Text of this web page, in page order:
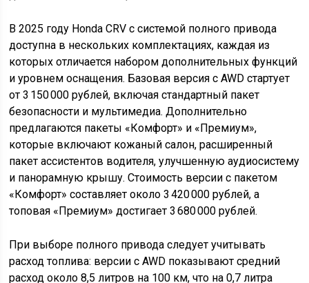
В 2025 году Honda CRV с системой полного привода
доступна в нескольких комплектациях, каждая из
которых отличается набором дополнительных функций
и уровнем оснащения. Базовая версия с AWD стартует
от 3 150 000 рублей, включая стандартный пакет
безопасности и мультимедиа. Дополнительно
предлагаются пакеты «Комфорт» и «Премиум»,
которые включают кожаный салон, расширенный
пакет ассистентов водителя, улучшенную аудиосистему
и панорамную крышу. Стоимость версии с пакетом
«Комфорт» составляет около 3 420 000 рублей, а
топовая «Премиум» достигает 3 680 000 рублей.
При выборе полного привода следует учитывать
расход топлива: версии с AWD показывают средний
расход около 8,5 литров на 100 км, что на 0,7 литра